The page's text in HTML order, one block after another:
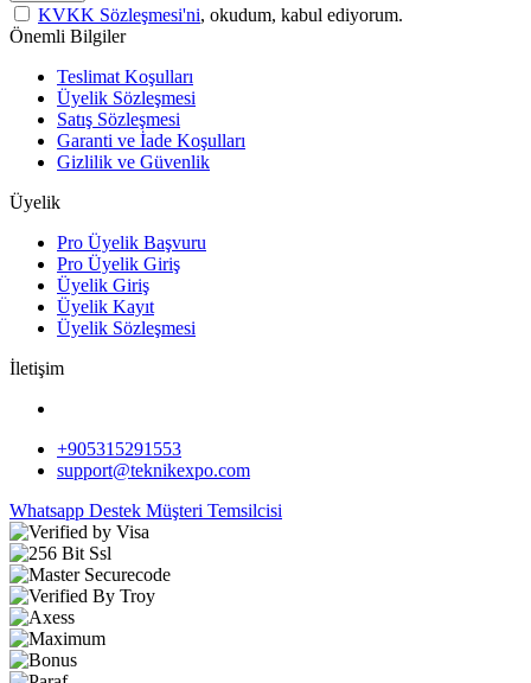
KVKK Sözleşmesi'ni, okudum, kabul ediyorum.
Önemli Bilgiler
Teslimat Koşulları
Üyelik Sözleşmesi
Satış Sözleşmesi
Garanti ve İade Koşulları
Gizlilik ve Güvenlik
Üyelik
Pro Üyelik Başvuru
Pro Üyelik Giriş
Üyelik Giriş
Üyelik Kayıt
Üyelik Sözleşmesi
İletişim
+905315291553
support@teknikexpo.com
Whatsapp Destek Müşteri Temsilcisi